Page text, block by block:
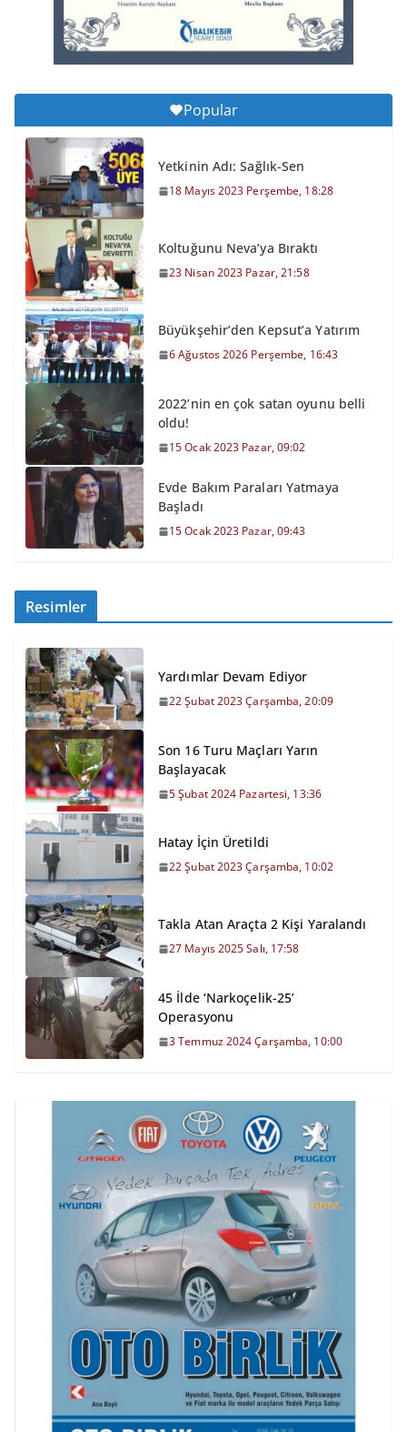
Popular
Yetkinin Adı: Sağlık-Sen
18 Mayıs 2023 Perşembe, 18:28
Koltuğunu Neva’ya Bıraktı
23 Nisan 2023 Pazar, 21:58
Büyükşehir’den Kepsut’a Yatırım
6 Ağustos 2026 Perşembe, 16:43
2022’nin en çok satan oyunu belli
oldu!
15 Ocak 2023 Pazar, 09:02
Evde Bakım Paraları Yatmaya
Başladı
15 Ocak 2023 Pazar, 09:43
Resimler
Yardımlar Devam Ediyor
22 Şubat 2023 Çarşamba, 20:09
Son 16 Turu Maçları Yarın
Başlayacak
5 Şubat 2024 Pazartesi, 13:36
Hatay İçin Üretildi
22 Şubat 2023 Çarşamba, 10:02
Takla Atan Araçta 2 Kişi Yaralandı
27 Mayıs 2025 Salı, 17:58
45 İlde ‘Narkoçelik-25’
Operasyonu
3 Temmuz 2024 Çarşamba, 10:00